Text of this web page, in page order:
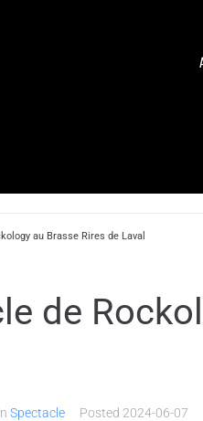
au Brasse Rires de Laval
de
Spectacle Posted 2024-06-07